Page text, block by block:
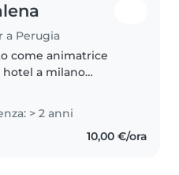
a Perugia
come animatrice
hotel a milano
tutto il giorno con un
e adolescenti.
sempre dato una
> 2 anni
10,00 €/ora